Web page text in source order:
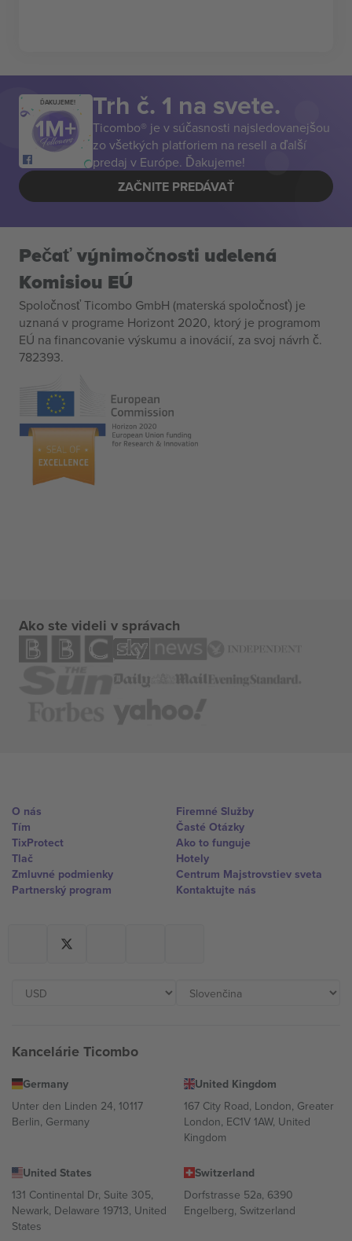
ĎAKUJEME! Trh č. 1 na svete.
Ticombo® je v súčasnosti najsledovanejšou
zo všetkých platforiem na resell a ďalší
predaj v Európe. Ďakujeme!
ZAČNITE PREDÁVAŤ
Pečať výnimočnosti udelená
Komisiou EÚ
Spoločnosť Ticombo GmbH (materská spoločnosť) je
uznaná v programe Horizont 2020, ktorý je programom
EÚ na financovanie výskumu a inovácií, za svoj návrh č.
782393.
Ako ste videli v správach
O nás
Tím
TixProtect
Tlač
Zmluvné podmienky
Partnerský program
Firemné Služby
Časté Otázky
Ako to funguje
Hotely
Centrum Majstrovstiev sveta
Kontaktujte nás
Kancelárie Ticombo
Germany
Unter den Linden 24, 10117
Berlin, Germany
United Kingdom
167 City Road, London, Greater
London, EC1V 1AW, United
Kingdom
United States
131 Continental Dr, Suite 305,
Newark, Delaware 19713, United
States
Switzerland
Dorfstrasse 52a, 6390
Engelberg, Switzerland